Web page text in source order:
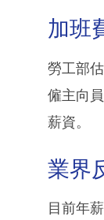
加班
勞工部
僱主向
薪資。
業界
目前年